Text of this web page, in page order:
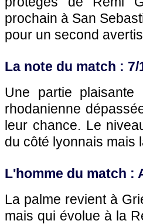
prochain à San
pour un second
La note du match : 7/
Une partie
rhodanienne
leur chance. Le
du côté lyonnais mais
L'homme du match :
La palme revient à
mais qui évolue à la